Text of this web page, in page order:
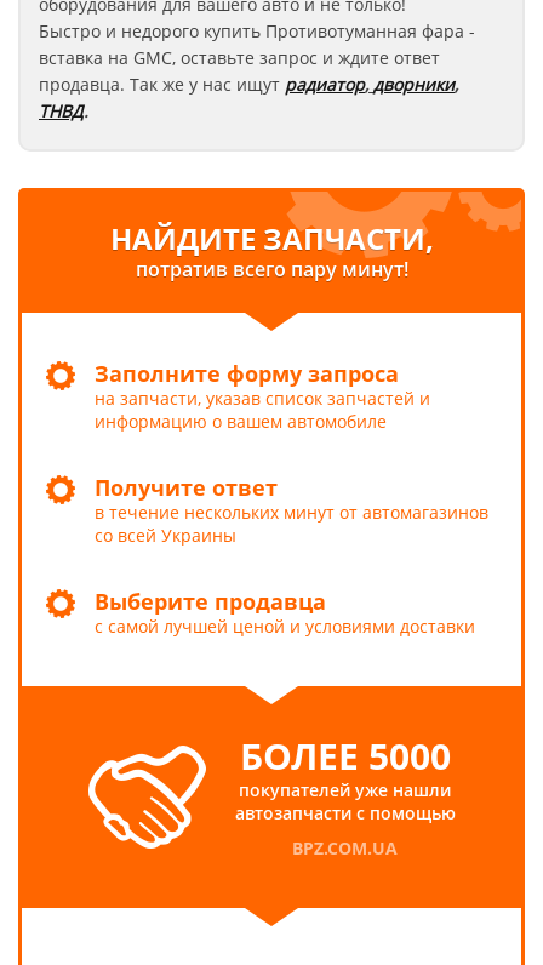
Быстро и недорого купить Противотуманная фара -
вставка на GMC, оставьте запрос и ждите ответ
продавца. Так же у нас ищут радиатор,дворники,
ТНВД.
НАЙДИТЕ ЗАПЧАСТИ,
потратив всего пару минут!
Заполните форму запроса
на запчасти, указав список запчастей и
информацию о вашем автомобиле
Получите ответ
в течение нескольких минут от автомагазинов
со всей Украины
Выберите продавца
с самой лучшей ценой и условиями доставки
БОЛЕЕ 5000
покупателей уже нашли
автозапчасти с помощью
BPZ.COM.UA